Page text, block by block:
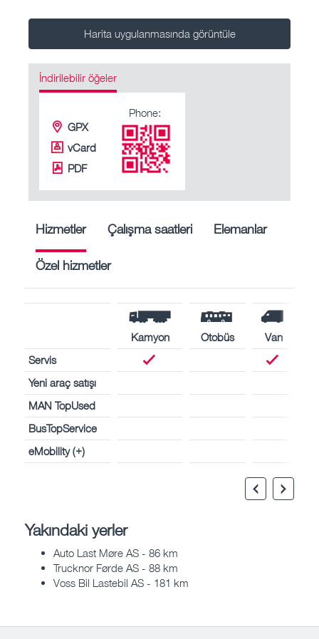
Harita uygulanmasında görüntüle
İndirilebilir öğeler
GPX
vCard
PDF
Phone:
Hizmetler Çalışma saatleri Elemanlar
Özel hizmetler
Kamyon Otobüs
Van
Servis
Yeni araç satışı
MAN TopUsed
BusTopService
eMobility (+)
Yakındaki yerler
Auto Last Møre AS - 86 km
Trucknor Førde AS - 88 km
Voss Bil Lastebil AS - 181 km